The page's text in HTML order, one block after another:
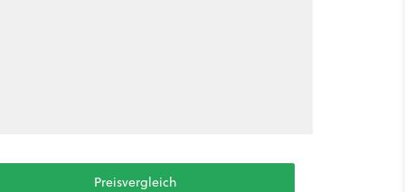
Preisvergleich